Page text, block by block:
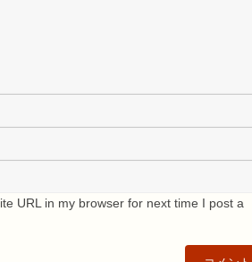
URL in my browser for next time I post a